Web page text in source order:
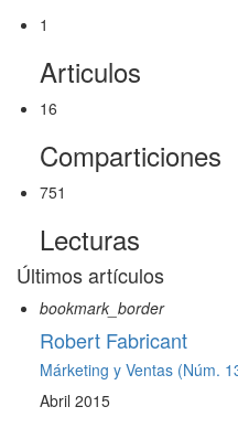
1
Articulos
16
Comparticiones
751
Lecturas
Últimos artículos
bookmark_border
Robert Fabricant
Márketing y Ventas (Núm.
Abril 2015